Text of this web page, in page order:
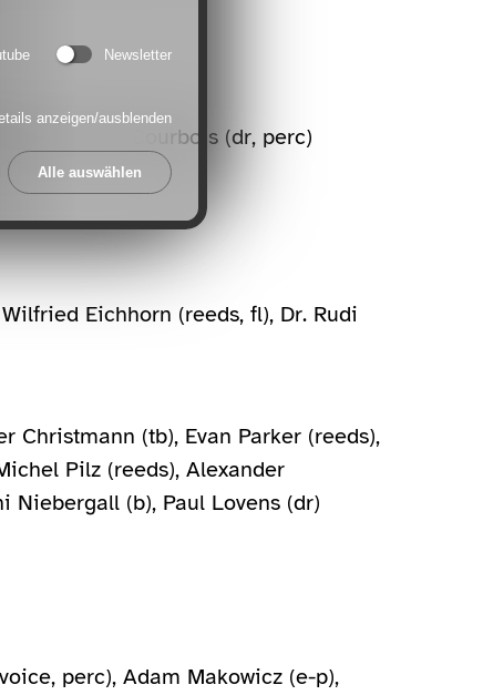
(b), Pierre Courbois (dr, perc)
Eichhorn (reeds, fl), Dr. Rudi
Christmann (tb), Evan Parker (reeds),
Pilz (reeds), Alexander
Niebergall (b), Paul Lovens (dr)
perc), Adam Makowicz (e-p),
Newsletter
anzeigen/ausblenden
Alle auswählen